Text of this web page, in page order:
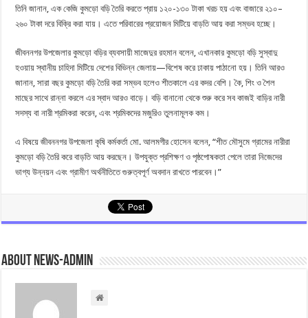
তিনি জানান, এক কেজি কুমড়ো বড়ি তৈরি করতে প্রায় ১২০-১৩০ টাকা খরচ হয় এবং বাজারে ২১০–
২৬০ টাকা দরে বিক্রি করা যায়। এতে পরিবারের প্রয়োজন মিটিয়ে বাড়তি আয় করা সম্ভব হচ্ছে।
জীবননগর উপজেলার কুমড়ো বড়ির ব্যবসায়ী মাজেদুর রহমান বলেন, এখানকার কুমড়ো বড়ি সুস্বাদু
হওয়ায় স্থানীয় চাহিদা মিটিয়ে দেশের বিভিন্ন জেলায়—বিশেষ করে ঢাকায় পাঠানো হয়। তিনি আরও
জানান, সারা বছর কুমড়ো বড়ি তৈরি করা সম্ভব হলেও শীতকালে এর কদর বেশি। কৈ, শিং ও শৈল
মাছের সাথে রান্না করলে এর স্বাদ আরও বাড়ে। বড়ি বানানো থেকে শুরু করে সব কাজই বাড়ির নারী
সদস্য বা নারী শ্রমিকরা করেন, এবং শ্রমিকদের মজুরিও তুলনামূলক কম।
এ বিষয়ে জীবননগর উপজেলা কৃষি কর্মকর্তা মো. আলমগীর হোসেন বলেন, “শীত মৌসুমে গ্রামের নারীরা
কুমড়ো বড়ি তৈরি করে বাড়তি আয় করছেন। উপযুক্ত প্রশিক্ষণ ও পৃষ্ঠপোষকতা পেলে তারা নিজেদের
ভাগ্য উন্নয়ন এবং গ্রামীণ অর্থনীতিতে গুরুত্বপূর্ণ অবদান রাখতে পারবেন।”
About news-admin